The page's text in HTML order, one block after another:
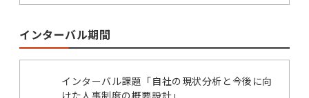
インターバル期間
インターバル課題「自社の現状分析と今後に向